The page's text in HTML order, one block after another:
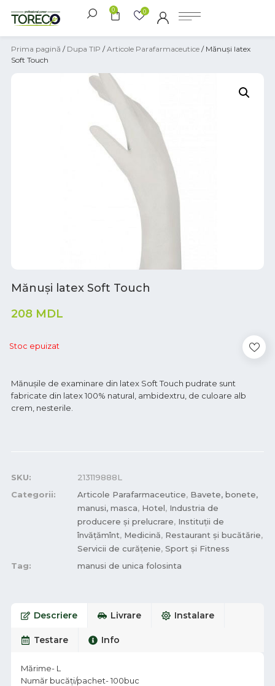
0 0
Prima pagină / Dupa TIP /Articole Parafarmaceutice / Mănuși latex
Soft Touch
Mănuși latex Soft Touch
208 MDL
Stoc epuizat
Mănușile de examinare din latex Soft Touch pudrate sunt
fabricate din latex 100% natural, ambidextru, de culoare alb
crem, nesterile.
SKU:
213119888L
Categorii:
Articole Parafarmaceutice, Bavete, bonete,
manusi, masca, Hotel, Industria de
producere și prelucrare, Instituții de
învățămînt, Medicină, Restaurant și bucătărie,
Servicii de curățenie, Sport și Fitness
Tag:
manusi de unica folosinta
Descriere Livrare Instalare
Testare Info
Mărime- L
Număr bucăți/pachet- 100buc